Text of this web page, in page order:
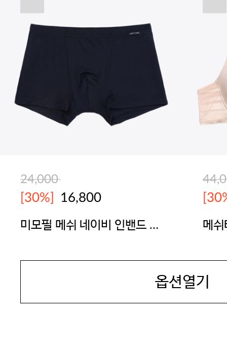
24,000
[30%] 16,800
미모필 메쉬 네이비 인밴드 드
메쉬
옵션열기